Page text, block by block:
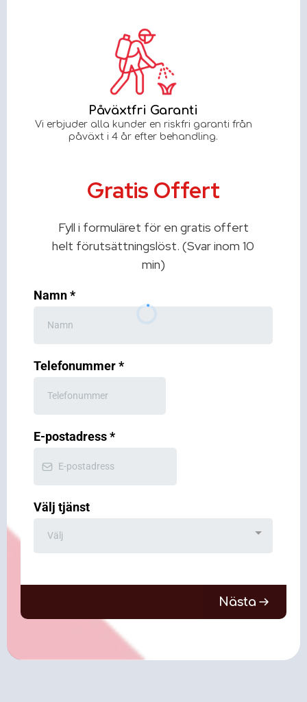
Påväxtfri Garanti
Vi erbjuder alla kunder en riskfri garanti från
påväxt i 4 år efter behandling.
Gratis Offert
Fyll i formuläret för en gratis offert
helt förutsättningslöst. (Svar inom 10
min)
Namn*
Telefonummer*
E-postadress*
Välj tjänst
Välj
Nästa